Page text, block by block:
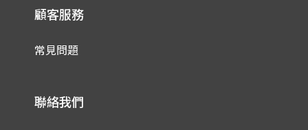
顧客服務
常見問題
聯絡我們